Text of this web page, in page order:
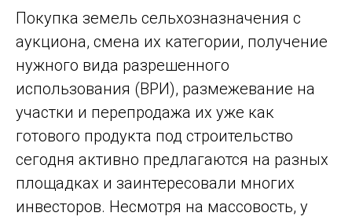
Покупка земель сельхозназначения с
аукциона, смена их категории, получение
нужного вида разрешенного
использования (ВРИ), размежевание на
участки и перепродажа их уже как
готового продукта под строительство
сегодня активно предлагаются на разных
площадках и заинтересовали многих
инвесторов. Несмотря на массовость, у